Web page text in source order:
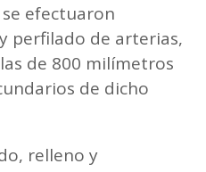
efectuaron
perfilado de arterias,
de 800 milímetros
de dicho
relleno y